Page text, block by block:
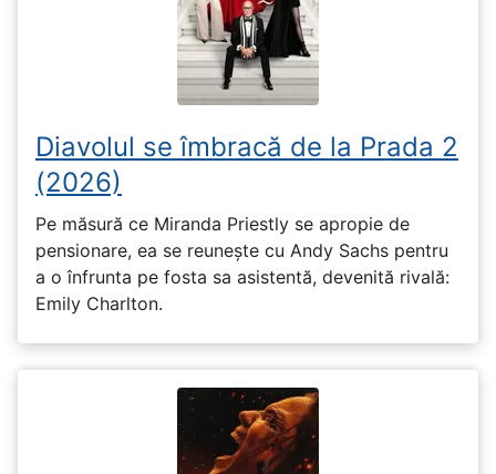
Diavolul se îmbracă de la Prada 2
(2026)
Pe măsură ce Miranda Priestly se apropie de
pensionare, ea se reunește cu Andy Sachs pentru
a o înfrunta pe fosta sa asistentă, devenită rivală:
Emily Charlton.